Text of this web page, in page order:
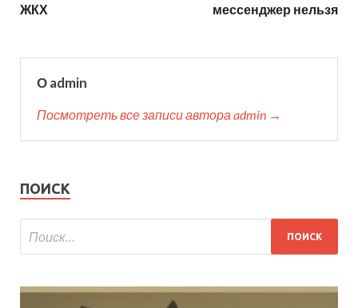
ЖКХ мессенджер нельзя
О admin
Посмотреть все записи автора admin →
ПОИСК